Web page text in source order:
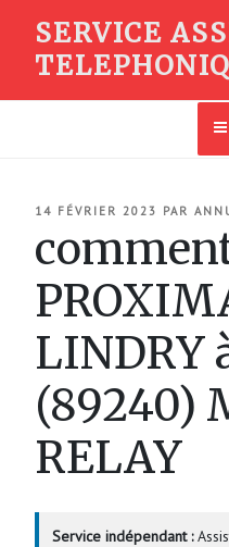
contenu
SERVICE
PUBLIÉ
14 FÉVRIER 2023 PAR
LINDRY
(89240)
RELAY
Service indépendant :